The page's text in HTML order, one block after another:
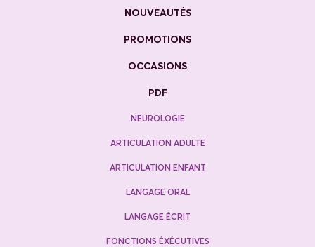
NOUVEAUTÉS
PROMOTIONS
OCCASIONS
PDF
NEUROLOGIE
ARTICULATION ADULTE
ARTICULATION ENFANT
LANGAGE ORAL
LANGAGE ÉCRIT
FONCTIONS ÉXÉCUTIVES